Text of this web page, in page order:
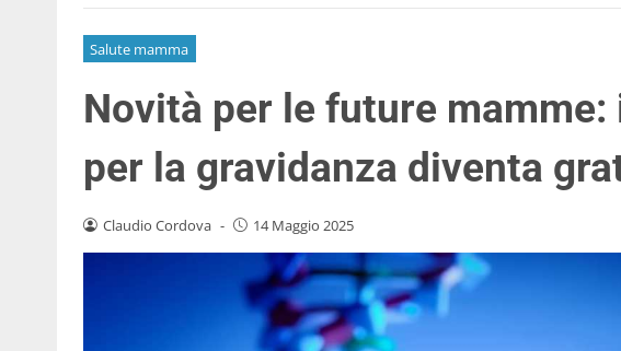
Salute mamma
Novità per le future
per la gravidanza diventa
Claudio Cordova - 14 Maggio 2025